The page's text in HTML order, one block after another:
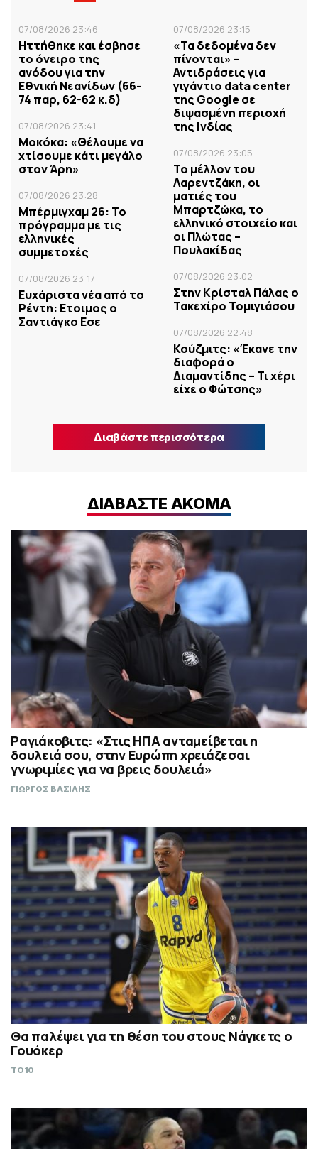
07/08/2026 23:46
Ηττήθηκε και έσβησε
το όνειρο της
ανόδου για την
Εθνική Νεανίδων (66-
74 παρ, 62-62 κ.δ)
07/08/2026 23:41
Μοκόκα: «Θέλουμε να
χτίσουμε κάτι μεγάλο
στον Άρη»
07/08/2026 23:28
Μπέρμιγχαμ 26: Το
πρόγραμμα με τις
ελληνικές
συμμετοχές
07/08/2026 23:17
Ευχάριστα νέα από το
Ρέντη: Ετοιμος ο
Σαντιάγκο Εσε
07/08/2026 23:15
«Τα δεδομένα δεν
πίνονται» –
Αντιδράσεις για
γιγάντιο data center
της Google σε
διψασμένη περιοχή
της Ινδίας
07/08/2026 23:05
Το μέλλον του
Λαρεντζάκη, οι
ματιές του
Μπαρτζώκα, το
ελληνικό στοιχείο και
οι Πλώτας –
Πουλακίδας
07/08/2026 23:02
Στην Κρίσταλ Πάλας ο
Τακεχίρο Τομιγιάσου
07/08/2026 22:48
Κούζμιτς: «Έκανε την
διαφορά ο
Διαμαντίδης – Τι χέρι
είχε ο Φώτσης»
Διαβάστε περισσότερα
ΔΙΑΒΑΣΤΕ ΑΚΟΜΑ
Ραγιάκοβιτς: «Στις ΗΠΑ ανταμείβεται η
δουλειά σου, στην Ευρώπη χρειάζεσαι
γνωριμίες για να βρεις δουλειά»
ΓΙΩΡΓΟΣ ΒΑΣΙΛΗΣ
Θα παλέψει για τη θέση του στους Νάγκετς ο
Γουόκερ
TO10